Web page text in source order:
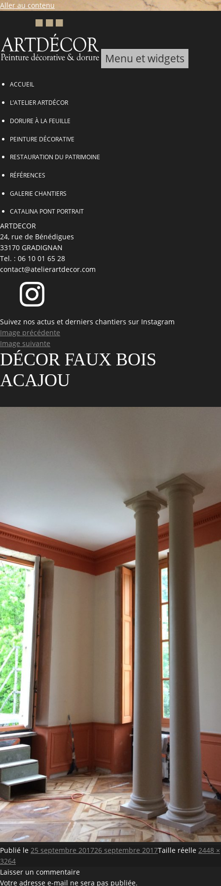
Aller au contenu
Menu et widgets
ACCUEIL
L’ATELIER ARTDÉCOR
DORURE À LA FEUILLE
PEINTURE DÉCORATIVE
RESTAURATION DU PATRIMOINE
RÉFÉRENCES
GALERIE CHANTIERS
CATALINA PONT PORTRAIT
ARTDECOR
24, rue de Bénédigues
33170 GRADIGNAN
Tel. : 06 10 01 65 28
contact@atelierartdecor.com
Suivez nos actus et derniers chantiers sur Instagram
Image précédente
Image suivante
DÉCOR FAUX BOIS
ACAJOU
Publié le 25 septembre 201726 septembre 2017Taille réelle 2448 ×
3264
Laisser un commentaire
Votre adresse e-mail ne sera pas publiée.